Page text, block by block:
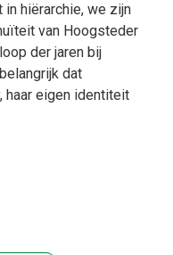
hiërarchie, we zijn
van Hoogsteder
der jaren bij
dat
haar eigen identiteit